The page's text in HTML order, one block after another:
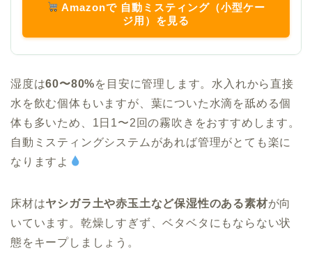
Amazonで 自動ミスティング（小型ケー
ジ用）を見る
湿度は60〜80%を目安に管理します。水入れから直接
水を飲む個体もいますが、葉についた水滴を舐める個
体も多いため、1日1〜2回の霧吹きをおすすめします。
自動ミスティングシステムがあれば管理がとても楽に
なりますよ
床材はヤシガラ土や赤玉土など保湿性のある素材が向
いています。乾燥しすぎず、ベタベタにもならない状
態をキープしましょう。